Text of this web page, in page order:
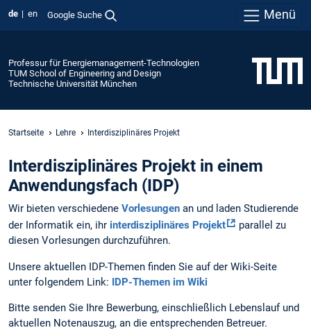
de en Google Suche Menü
Professur für Energiemanagement-Technologien
TUM School of Engineering and Design
Technische Universität München
Startseite Lehre Interdisziplinäres Projekt
Interdisziplinäres Projekt in einem
Anwendungsfach (IDP)
Wir bieten verschiedene Vorlesungen an und laden Studierende
der Informatik ein, ihr interdisziplinäres Projekt
parallel zu
diesen Vorlesungen durchzuführen.
Unsere aktuellen IDP-Themen finden Sie auf der Wiki-Seite
unter folgendem Link: IDP-Themen im Wiki
Bitte senden Sie Ihre Bewerbung, einschließlich Lebenslauf und
aktuellen Notenauszug, an die entsprechenden Betreuer.